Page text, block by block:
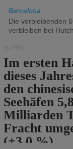
Barcelona
Die verbleibenden
verbleiben bei
Im ersten
dieses
den
Seehäfen
Milliarden
Fracht
(+3,0 %).